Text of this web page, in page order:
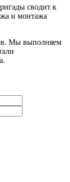
сводит к
и монтажа
Мы выполняем